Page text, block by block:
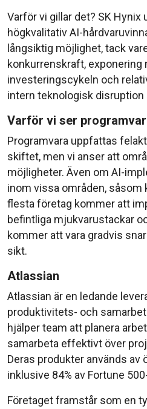
Varför vi gillar det? SK
högkvalitativ AI-
långsiktig möjlighet, tack
konkurrenskraft, exponering
investeringscykeln och
intern teknologisk
Varför vi ser
Programvara uppfattas
skiftet, men vi anser att
möjligheter. Även om AI-
inom vissa områden, såsom
flesta företag kommer att
befintliga mjukvarustackar
kommer att vara gradvis
sikt.
Atlassian
Atlassian är en ledande
produktivitets- och
hjälper team att planera
samarbeta effektivt över
Deras produkter används av
inklusive 84% av Fortune
Företaget framstår som en